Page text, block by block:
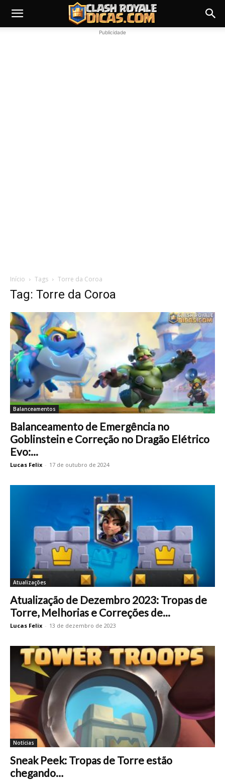
Publicidade
Início Tags Torre da Coroa
Tag: Torre da Coroa
Balanceamentos
Balanceamento de Emergência no
Goblinstein e Correção no Dragão Elétrico
Evo:...
Lucas Felix - 17 de outubro de 2024
Atualizações
Atualização de Dezembro 2023: Tropas de
Torre, Melhorias e Correções de...
Lucas Felix - 13 de dezembro de 2023
Notícias
Sneak Peek: Tropas de Torre estão
chegando…